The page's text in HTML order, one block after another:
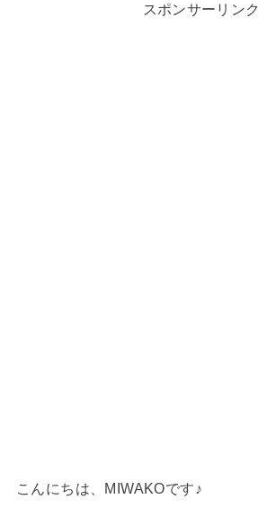
スポンサーリンク
こんにちは、MIWAKOです♪